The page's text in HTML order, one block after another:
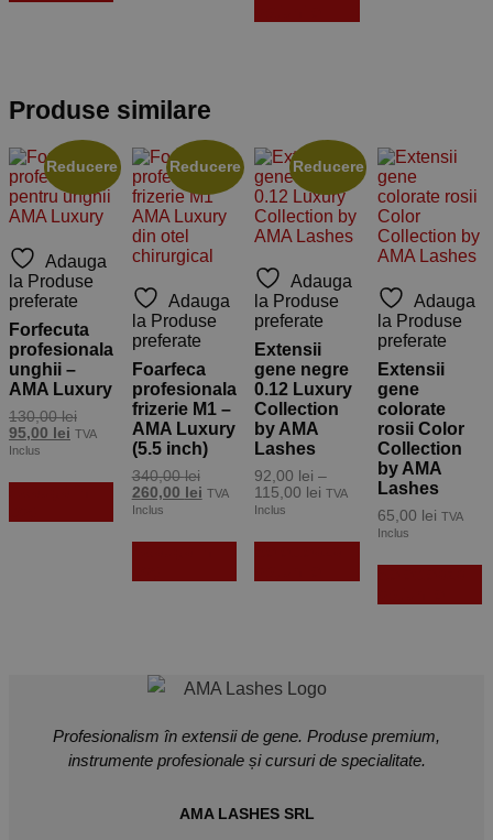
fi
în
pagina
produsului.
alese
în
pagina
produsului.
Produse similare
Adauga
la Produse
preferate
Reducere
Forfecuta
profesionala
unghii –
AMA Luxury
130,00leiPrețul
inițial
130,00 lei.
95,00 lei Prețul
95,00 lei.
TVA
Inclus
Adauga
la Produse
preferate
Reducere
Foarfeca
profesionala
frizerie M1 –
AMA Luxury
(5.5 inch)
340,00leiPrețul
inițial
340,00 lei.
260,00 leiPrețul
260,00 lei.
TVA
Inclus
Adauga
la Produse
preferate
Reducere
Extensii
gene negre
0.12 Luxury
Collection
by AMA
Lashes
92,00 lei –
115,00 lei Interval
92,00 lei
TVA
Inclus
Acest
în
pagina
produsului.
Adauga
la Produse
preferate
Extensii
gene
colorate
rosii Color
Collection
by AMA
Lashes
65,00 lei TVA
Inclus
Profesionalism în extensii de gene. Produse premium,
instrumente profesionale și cursuri de specialitate.
AMA LASHES SRL